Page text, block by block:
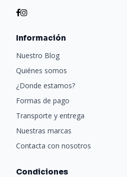
Información
Nuestro Blog
Quiénes somos
¿Donde estamos?
Formas de pago
Transporte y entrega
Nuestras marcas
Contacta con nosotros
Condiciones